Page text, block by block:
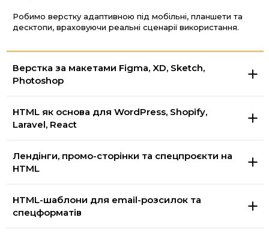
Робимо верстку адаптивною під мобільні, планшети та
десктопи, враховуючи реальні сценарії використання.
Верстка за макетами Figma, XD, Sketch,
Photoshop
HTML як основа для WordPress, Shopify,
Laravel, React
Лендінги, промо-сторінки та спецпроєкти на
HTML
HTML-шаблони для email-розсилок та
спецформатів